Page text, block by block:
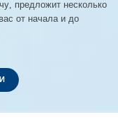
предложит несколько
от начала и до